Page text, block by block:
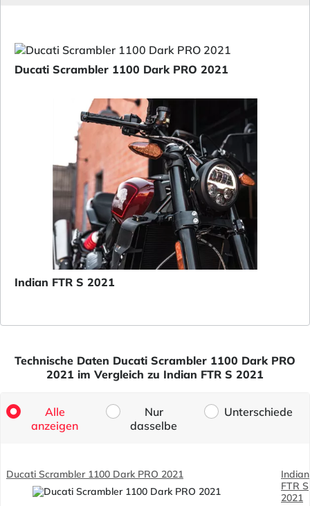
Ducati Scrambler 1100 Dark PRO 2021
Indian FTR S 2021
Technische Daten Ducati Scrambler 1100 Dark PRO
2021 im Vergleich zu Indian FTR S 2021
Alle
anzeigen
Nur
dasselbe
Unterschiede
Ducati Scrambler 1100 Dark PRO 2021
Indian
FTR S
2021